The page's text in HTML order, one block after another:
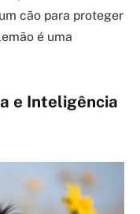
cão para proteger
é uma
e Inteligência